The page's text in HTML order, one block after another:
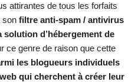
attirantes de tous les forfaits
son filtre anti-spam / antivirus
d’hébergement de
ce genre de raison que cette
les blogueurs individuels
qui cherchent à créer leur